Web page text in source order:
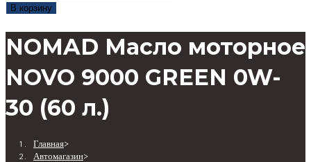
В корзину
NOMAD Масло моторное
NOVO 9000 GREEN 0W-
30 (60 л.)
Главная>
Автомагазин>